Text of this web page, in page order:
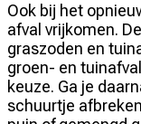
Ook bij het
afval vrijkomen.
graszoden en
groen- en
keuze. Ga je
schuurtje